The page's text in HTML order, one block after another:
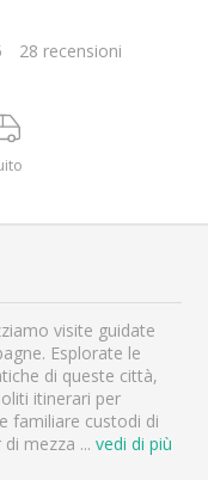
28 recensioni
visite guidate
Esplorate le
di queste città,
itinerari per
familiare custodi di
di mezza ... vedi di più